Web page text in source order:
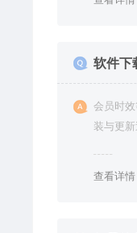
软件下
会员时
装与更
查看详情